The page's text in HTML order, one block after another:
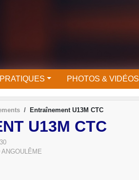
PHOTOS & VIDÉOS
Entraînement U13M CTC
U13M CTC
ANGOULÊME